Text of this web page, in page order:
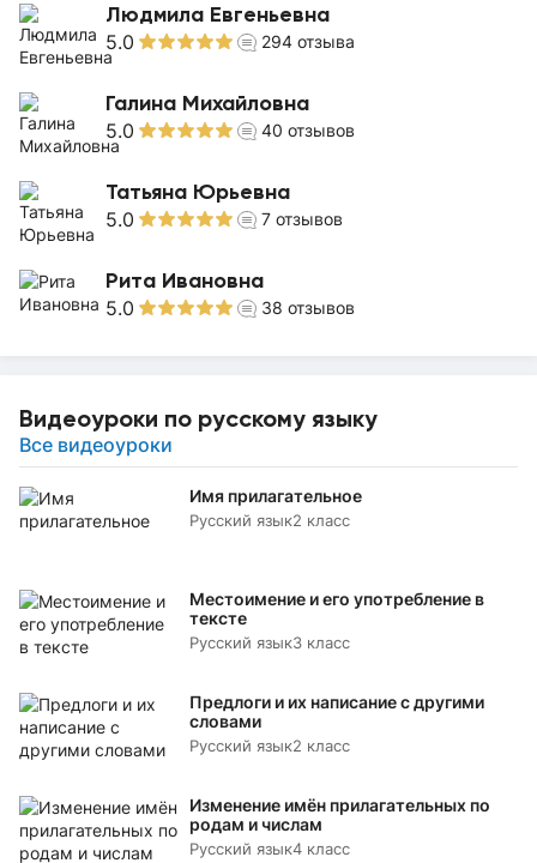
Людмила Евгеньевна
5.0 294 отзыва
Галина Михайловна
5.0 40 отзывов
Татьяна Юрьевна
5.0 7 отзывов
Рита Ивановна
5.0 38 отзывов
Видеоуроки по русскому языку
Все видеоуроки
Имя прилагательное
Русский язык2 класс
Местоимение и его употребление в
тексте
Русский язык3 класс
Предлоги и их написание с другими
словами
Русский язык2 класс
Изменение имён прилагательных по
родам и числам
Русский язык4 класс